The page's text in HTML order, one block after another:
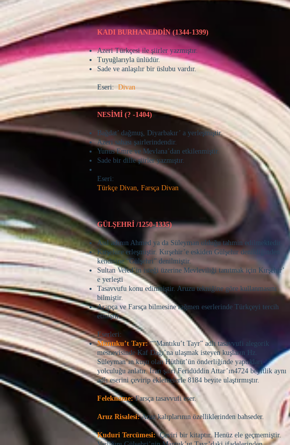
KADI BURHANEDDİN (1344-1399)
Azeri Türkçesi ile şiirler yazmıştır.
Tuyuğlarıyla ünlüdür.
Sade ve anlaşılır bir üslubu vardır.
Eseri: Divan
NESİMİ (? -1404)
Bağdat’ dağmuş, Diyarbakır’ a yerleşmiştir.
Azeri sahası şairlerindendir.
Yunus Emre ve Mevlana’dan etkilenmiştir.
Sade bir dille şiirler yazmıştır.
Eseri:
Türkçe Divan, Farsça Divan
GÜLŞEHRİ /1250-1335)
Asıl adının Ahmed ya da Süleyman olduğu tahmin edilmektedir.
Kırşehire erleşmiştir. Kırşehir’e eskiden Gülşehir denildiğinden
kendisine “Gülşehri” denilmiştir.
Sultan Veled’in isteği üzerine Mevleviliği tanıtmak için Kırşehir’
e yerleşti
Tasavvufu konu edinmiştir. Aruzu tekniğine göre kullanmasını
bilmiştir.
Arapça ve Farsça bilmesine rağmen eserlerinde Türkçeyi tercih
etmiştir.
Eserleri:
Mantıku’t Tayr:““Mantıku’t Tayr” adlı tasavvufi alegorik
mesnevisinde Kaf Dağı’na ulaşmak isteyen kuşların Hz.
Süleyman’ın kuşu olan Hüthüt’ün ön­derliğinde yaptıkları
yolculuğu anlatır. İran şairi Feridüddin Attar’ın4724 beyitlik aynı
adlı eserini çevirip eklemelerle 8184 beyite ulaştırmıştır.
Felekname:Farsça tasavvufi eser.
Aruz Risalesi:Aruz kalıplarının özelliklerinden bahseder.
Kuduri Tercümesi:Çeviri bir kitaptır. Henüz ele geçmemiştir.